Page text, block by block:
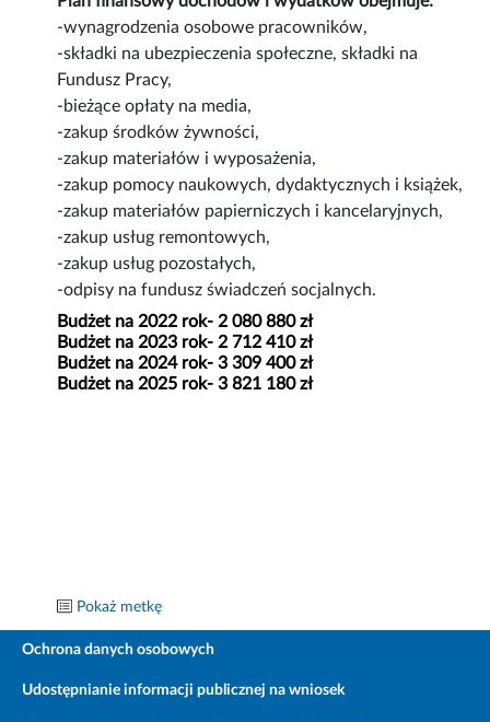
-wynagrodzenia osobowe pracowników,
-składki na ubezpieczenia społeczne, składki na
Fundusz Pracy,
-bieżące opłaty na media,
-zakup środków żywności,
-zakup materiałów i wyposażenia,
-zakup pomocy naukowych, dydaktycznych i książek,
-zakup materiałów papierniczych i kancelaryjnych,
-zakup usług remontowych,
-zakup usług pozostałych,
-odpisy na fundusz świadczeń socjalnych.
Budżet na 2022 rok- 2 080 880 zł
Budżet na 2023 rok- 2 712 410 zł
Budżet na 2024 rok- 3 309 400 zł
Budżet na 2025 rok- 3 821 180 zł
Pokaż metkę
Ochrona danych osobowych
Udostępnianie informacji publicznej na wniosek